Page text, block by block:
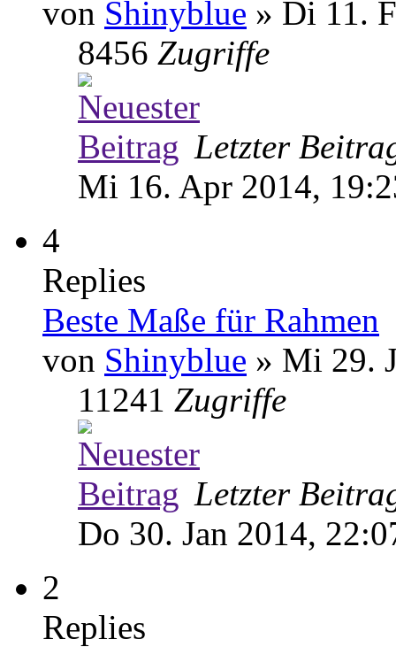
von Shinyblue » Di 11.
8456 Zugriffe
Letzter
Mi 16. Apr 2014,
4
Replies
Beste Maße für Rahmen
von Shinyblue » Mi 29.
11241 Zugriffe
Letzter
Do 30. Jan 2014,
2
Replies